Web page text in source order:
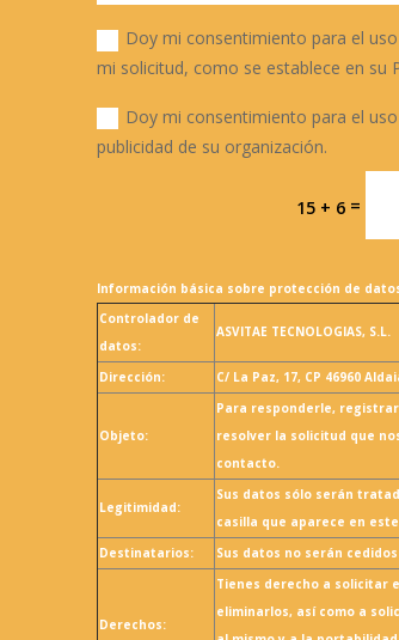
Doy mi consentimiento para el
mi solicitud, como se establece en su
Doy mi consentimiento para el
publicidad de su organización.
15 + 6 =
Información básica sobre protección de
Controlador de
datos:
ASVITAE TECNOLOGIAS, S.L.
Dirección: C/ La Paz, 17, CP 46960
Objeto:
Para responderle,
resolver la solicitud que
contacto.
Legitimidad:
Sus datos sólo serán
casilla que aparece en
Destinatarios:
Sus datos no serán
Derechos:
Tienes derecho a solicitar
eliminarlos, así como a